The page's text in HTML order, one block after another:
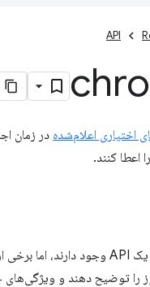
API
اختیاری اعلام‌شده در زمان
اعطا کنند.
توضیح دهند و ویژگی‌های